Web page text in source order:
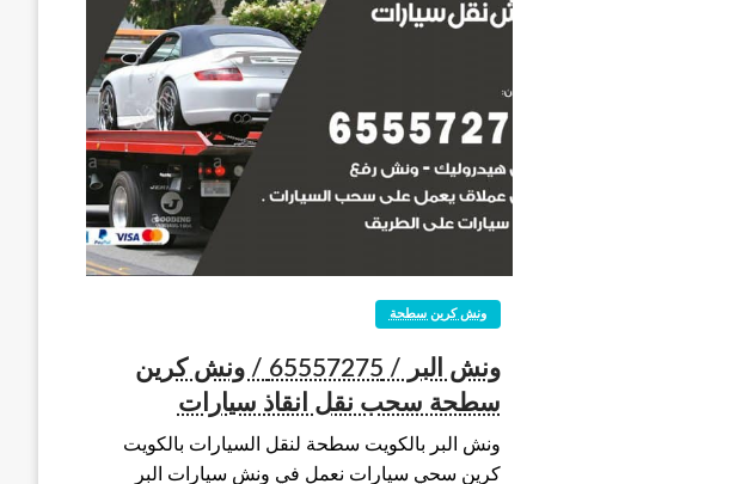
ونش كرين سطحة
ونش البر / 65557275 / ونش كرين
سطحة سحب نقل انقاذ سيارات
ونش البر بالكويت سطحة لنقل السيارات بالكويت
كرين سحي سيارات نعمل في ونش سيارات البر